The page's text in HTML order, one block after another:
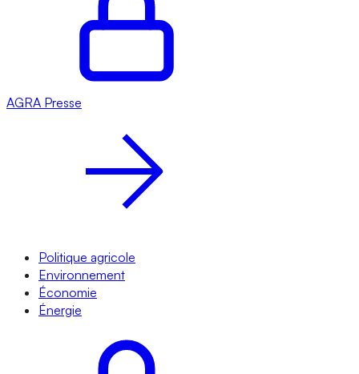
AGRA Presse
Politique agricole
Environnement
Économie
Énergie